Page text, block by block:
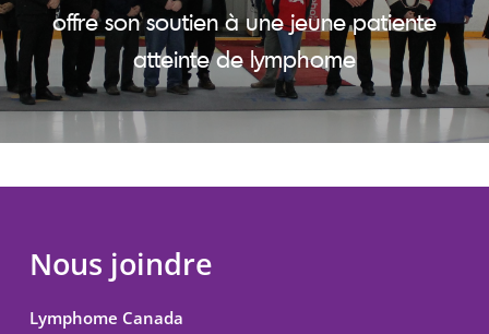
offre son soutien à une jeune patiente
atteinte de lymphome
Nous joindre
Lymphome Canada